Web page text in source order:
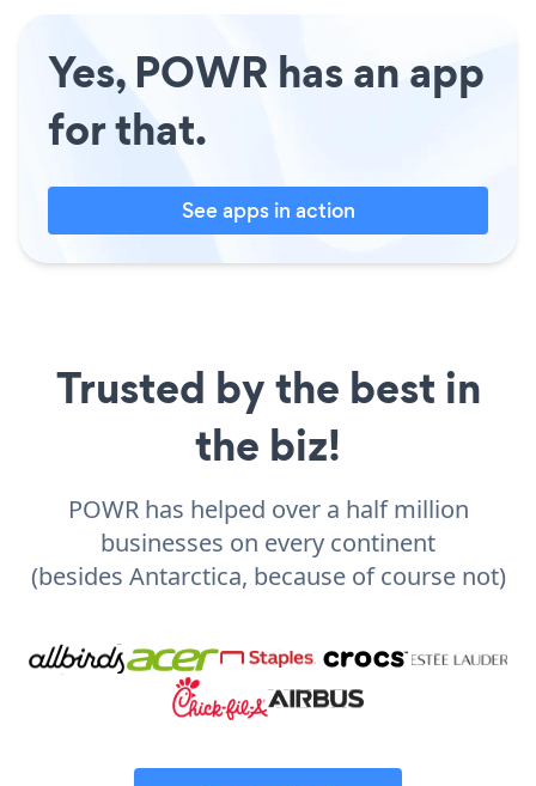
Yes, POWR has an app
for that.
See apps in action
Trusted by the best in
the biz!
POWR has helped over a half million
businesses on every continent
(besides Antarctica, because of course not)